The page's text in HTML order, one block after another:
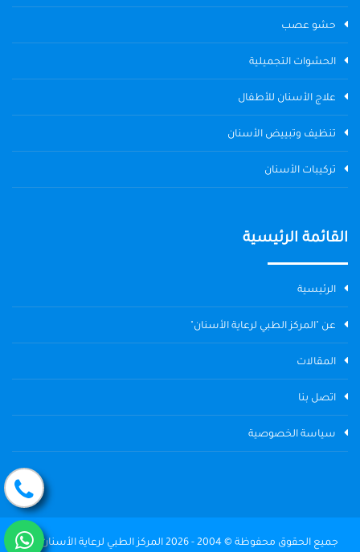
حشو عصب
الحشوات التجميلية
علاج الأسنان للأطفال
تنظيف وتبييض الأسنان
تركيبات الأسنان
القائمة الرئيسية
الرئيسية
عن "المركز الطبي لرعاية الأسنان"
المقالات
اتصل بنا
سياسة الخصوصية
جميع الحقوق محفوظة © 2004 - 2026 المركز الطبي لرعاية الأسنان The